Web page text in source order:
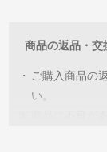
商品の返品・交
・
ご購入商品の
い。